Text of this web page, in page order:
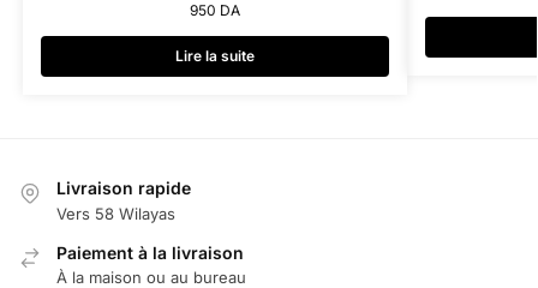
950 DA
Lire la suite
Livraison rapide
Vers 58 Wilayas
Paiement à la livraison
À la maison ou au bureau